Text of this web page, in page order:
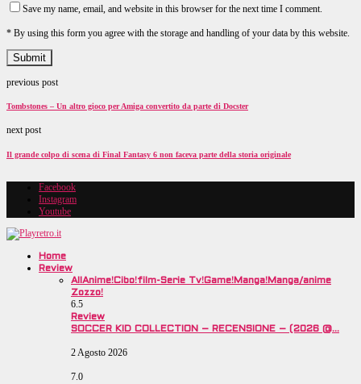
Save my name, email, and website in this browser for the next time I comment.
* By using this form you agree with the storage and handling of your data by this website.
previous post
Tombstones – Un altro gioco per Amiga convertito da parte di Docster
next post
Il grande colpo di scena di Final Fantasy 6 non faceva parte della storia originale
Facebook
Instagram
Youtube
Home
Review
All Anime!Cibo!film-Serie Tv!Game!Manga!Manga/anime
Zozzo!
6.5
Review
SOCCER KID COLLECTION – RECENSIONE – (2026 @…
2 Agosto 2026
7.0